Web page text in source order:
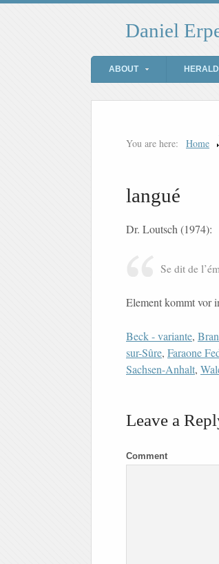
Daniel
ABOUT
You are here: Home
langué
Dr. Loutsch (1974):
Se dit de
Element kommt vor
Beck - variante,
sur-Sûre, Faraone
Sachsen-Anhalt,
Leave a
Comment